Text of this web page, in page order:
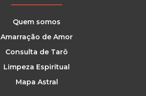
Quem somos
Amarração de Amor
Consulta de Tarô
Limpeza Espiritual
Mapa Astral